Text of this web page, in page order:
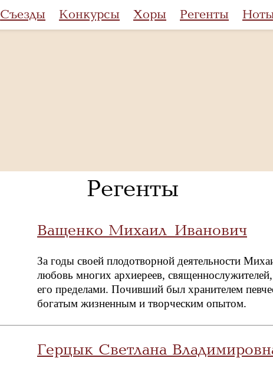
Съезды Конкурсы Хоры Регенты
Регенты
Ващенко Михаил Иванович
За годы своей плодотворной деятельности
любовь многих архиереев,
его пределами. Почивший был хранителем
богатым жизненным и творческим опытом.
Герцык Светлана